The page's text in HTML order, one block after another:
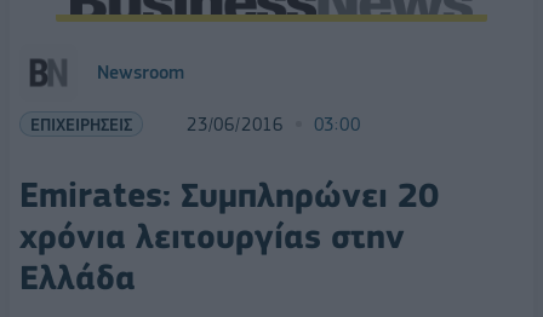
Newsroom
ΕΠΙΧΕΙΡΗΣΕΙΣ 23/06/2016 03:00
Emirates: Συμπληρώνει 20
χρόνια λειτουργίας στην
Ελλάδα